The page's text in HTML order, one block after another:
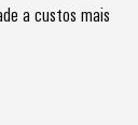
a custos mais